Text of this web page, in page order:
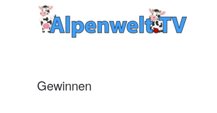
Zum Hauptinhalt springen
Gewinnen